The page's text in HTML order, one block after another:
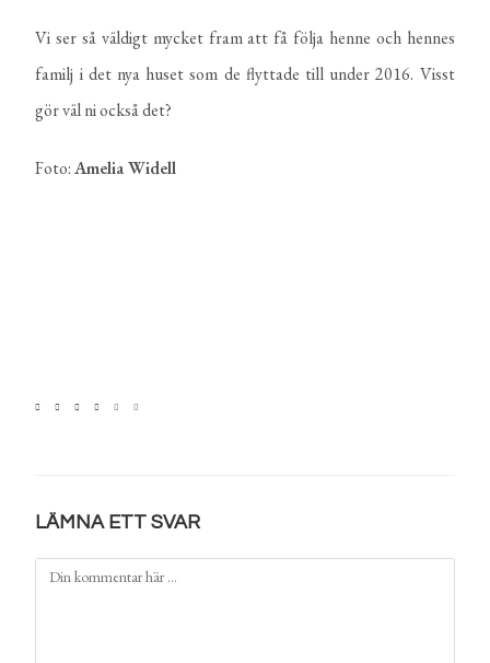
Vi ser så väldigt mycket fram att få följa henne och hennes
familj i det nya huset som de flyttade till under 2016. Visst
gör väl ni också det?
Foto:Amelia Widell
LÄMNA ETT SVAR